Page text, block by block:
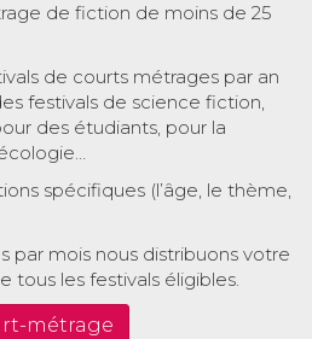
de fiction de moins de 25
de courts métrages par an
festivals de science fiction,
des étudiants, pour la
spécifiques (l’âge, le thème,
par mois nous distribuons votre
tous les festivals éligibles.
métrage